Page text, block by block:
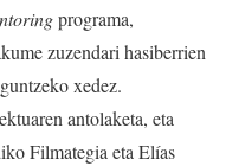
programa,
zuzendari hasiberrien
xedez.
antolaketa, eta
Filmategia eta Elías